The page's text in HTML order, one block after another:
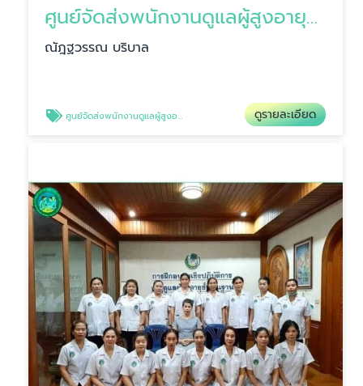
ศูนย์จัดส่งพนักงานดูแลผู้สูงอายุและผู้ป่วย
ณัฎฐวรรณ บริบาล
ศูนย์จัดส่งพนักงานดูแลผู้สูงอายุและผู้ป่วย ดูรายละเอียด